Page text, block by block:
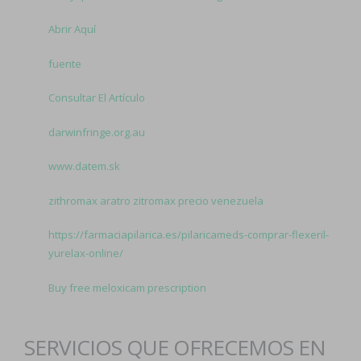
Abrir Aquí
fuente
Consultar El Artículo
darwinfringe.org.au
www.datem.sk
zithromax aratro zitromax precio venezuela
https://farmaciapilarica.es/pilaricameds-comprar-flexeril-
yurelax-online/
Buy free meloxicam prescription
SERVICIOS QUE OFRECEMOS EN